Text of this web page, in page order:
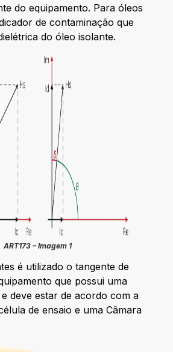
do equipamento. Para óleos
de contaminação que
do óleo isolante.
ART173 – Imagem 1
é utilizado o tangente de
que possui uma
deve estar de acordo com a
de ensaio e uma Câmara